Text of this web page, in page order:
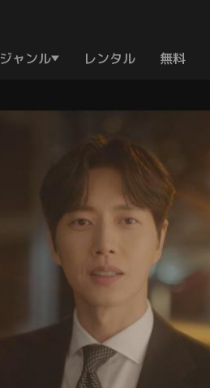
ジャンル レンタル 無料